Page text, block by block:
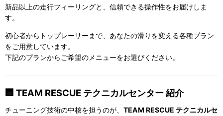
新品以上の走行フィーリングと、信頼できる操作性をお届けしま
す。
初心者からトップレーサーまで、あなたの滑りを変える各種プラン
をご用意しています。
下記のプランからご希望のメニューをお選びください。
🏢 TEAM RESCUE テクニカルセンター 紹介
チューニング技術の中核を担うのが、 TEAM RESCUE テクニカルセ